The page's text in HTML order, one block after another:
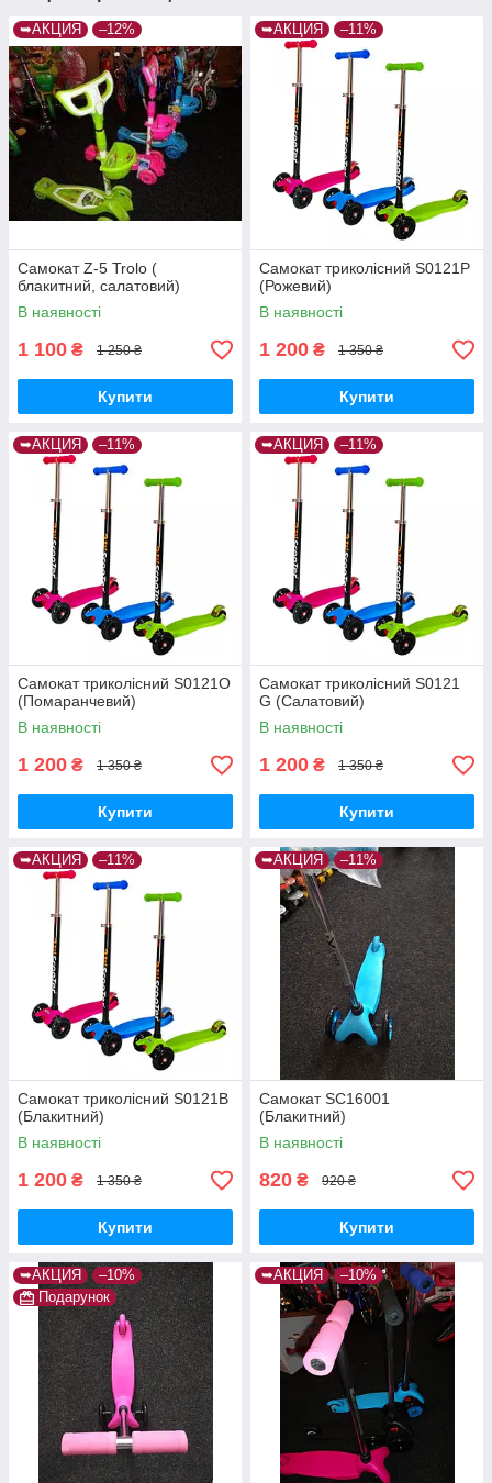
➥АКЦИЯ –12%
Самокат Z-5 Trolo (
блакитний, салатовий)
В наявності
1 100 ₴ 1 250 ₴
Купити
➥АКЦИЯ –11%
Самокат триколісний S0121P
(Рожевий)
В наявності
1 200 ₴ 1 350 ₴
Купити
➥АКЦИЯ –11%
Самокат триколісний S0121O
(Помаранчевий)
В наявності
1 200 ₴ 1 350 ₴
Купити
➥АКЦИЯ –11%
Самокат триколісний S0121
G (Салатовий)
В наявності
1 200 ₴ 1 350 ₴
Купити
➥АКЦИЯ –11%
Самокат триколісний S0121B
(Блакитний)
В наявності
1 200 ₴ 1 350 ₴
Купити
➥АКЦИЯ –11%
Самокат SC16001
(Блакитний)
В наявності
820 ₴ 920 ₴
Купити
➥АКЦИЯ
–10%
Подарунок
➥АКЦИЯ –10%